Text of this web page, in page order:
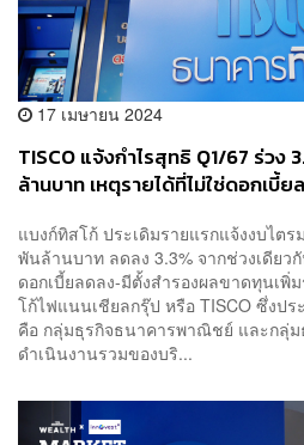
17 เมษายน 2024
TISCO แจ้งกำไรสุทธิ Q1/67 ร่วง
ล้านบาท เหตุรายได้ที่ไม่ใช่ดอกเบี้
แบงก์ทิสโก้ ประเดิมรายแรกแจ้งงบไต
พันล้านบาท ลดลง 3.3% จากช่วงเดียว
ดอกเบี้ยลดลง-มีตั้งสำรองผลขาดทุนเ
โก้ไฟแนนเชียลกรุ๊ป หรือ TISCO ซึ่งป
คือ กลุ่มธุรกิจธนาคารพาณิชย์ และกลุ่
ดำเนินงานรวมของบริ...